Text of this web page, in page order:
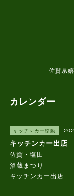
佐賀県
カレンダー
キッチンカー移動
キッチンカー出店
佐賀・塩田
酒蔵まつり
キッチンカー出店